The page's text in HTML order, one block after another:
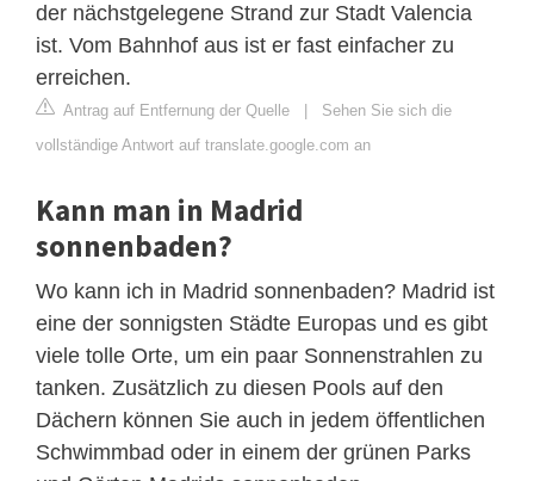
der nächstgelegene Strand zur Stadt Valencia
ist. Vom Bahnhof aus ist er fast einfacher zu
erreichen.
Antrag auf Entfernung der Quelle | Sehen Sie sich die
vollständige Antwort auf translate.google.com an
Kann man in Madrid
sonnenbaden?
Wo kann ich in Madrid sonnenbaden? Madrid ist
eine der sonnigsten Städte Europas und es gibt
viele tolle Orte, um ein paar Sonnenstrahlen zu
tanken. Zusätzlich zu diesen Pools auf den
Dächern können Sie auch in jedem öffentlichen
Schwimmbad oder in einem der grünen Parks